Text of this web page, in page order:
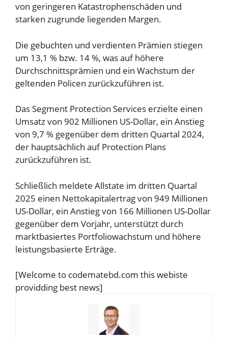
von geringeren Katastrophenschäden und
starken zugrunde liegenden Margen.
Die gebuchten und verdienten Prämien stiegen
um 13,1 % bzw. 14 %, was auf höhere
Durchschnittsprämien und ein Wachstum der
geltenden Policen zurückzuführen ist.
Das Segment Protection Services erzielte einen
Umsatz von 902 Millionen US-Dollar, ein Anstieg
von 9,7 % gegenüber dem dritten Quartal 2024,
der hauptsächlich auf Protection Plans
zurückzuführen ist.
Schließlich meldete Allstate im dritten Quartal
2025 einen Nettokapitalertrag von 949 Millionen
US-Dollar, ein Anstieg von 166 Millionen US-Dollar
gegenüber dem Vorjahr, unterstützt durch
marktbasiertes Portfoliowachstum und höhere
leistungsbasierte Erträge.
[Welcome to codematebd.com this webiste
providding best news]